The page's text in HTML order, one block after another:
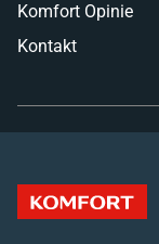
Komfort Opinie
Kontakt